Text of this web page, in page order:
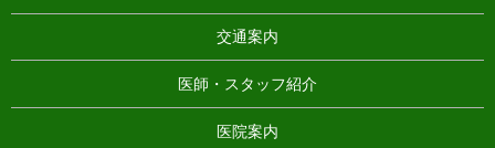
交通案内
医師・スタッフ紹介
医院案内